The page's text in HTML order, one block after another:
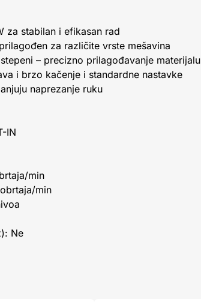
za stabilan i efikasan rad
za različite vrste mešavina
– precizno prilagođavanje materijalu
i brzo kačenje i standardne nastavke
naprezanje ruku
IN
min
min
Ne